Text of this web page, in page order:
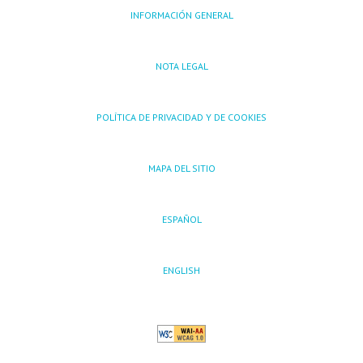
INFORMACIÓN GENERAL
NOTA LEGAL
POLÍTICA DE PRIVACIDAD Y DE COOKIES
MAPA DEL SITIO
ESPAÑOL
ENGLISH